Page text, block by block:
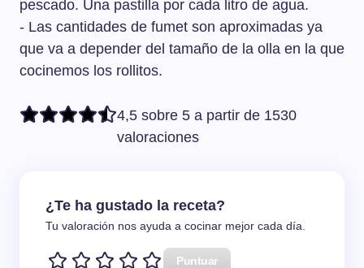
pescado. Una pastilla por cada litro de agua.
- Las cantidades de fumet son aproximadas ya
que va a depender del tamaño de la olla en la que
cocinemos los rollitos.
4,5 sobre 5 a partir de 1530
valoraciones
¿Te ha gustado la receta?
Tu valoración nos ayuda a cocinar mejor cada día.
Puntuar